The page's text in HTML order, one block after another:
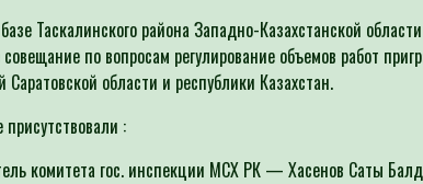
Таскалинского района Западно-Казахстанской
по вопросам регулирование объемов работ
Саратовской области и республики Казахстан.
присутствовали :
комитета гос. инспекции МСХ РК — Хасенов Саты